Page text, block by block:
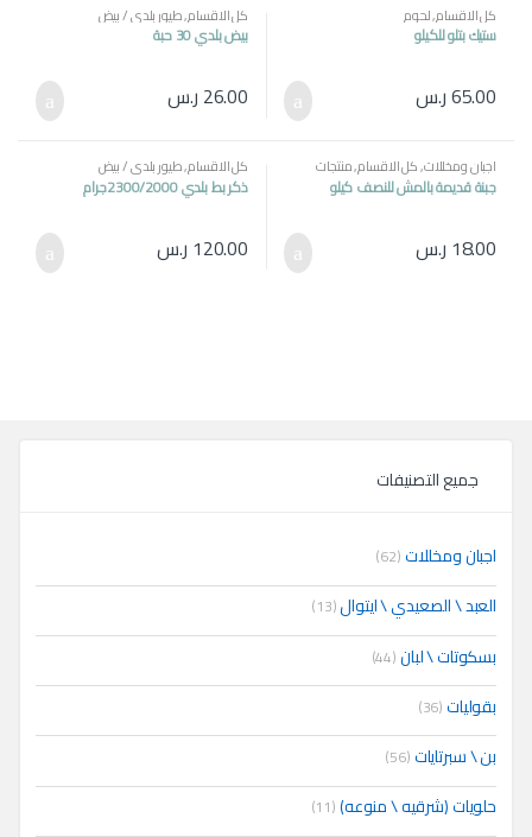
كل الاقسام,لحوم
ستيك بتلو للكيلو
65.00ر.س
كل الاقسام,طيور بلدي / بيض
بيض بلدي 30 حبة
26.00 ر.س
اجبان ومخللات,كل الاقسام,منتجات
مصرية
جبنة قديمة بالمش للنصف كيلو
18.00 ر.س
كل الاقسام,طيور بلدي / بيض
ذكر بط بلدي 2300/2000جرام
120.00 ر.س
جميع التصنيفات
اجبان ومخللات(62)
العبد \ الصعيدي \ ايتوال(13)
بسكوتات \ لبان(44)
بقوليات(36)
بن \ سبرتايات(56)
حلويات (شرقيه \ منوعه)(11)